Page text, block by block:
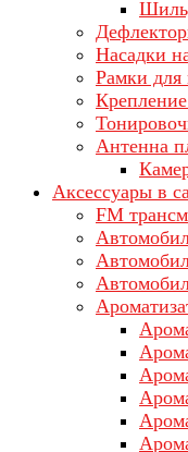
Насадки
Рамки для
Антенна
Аксессуары в
FM